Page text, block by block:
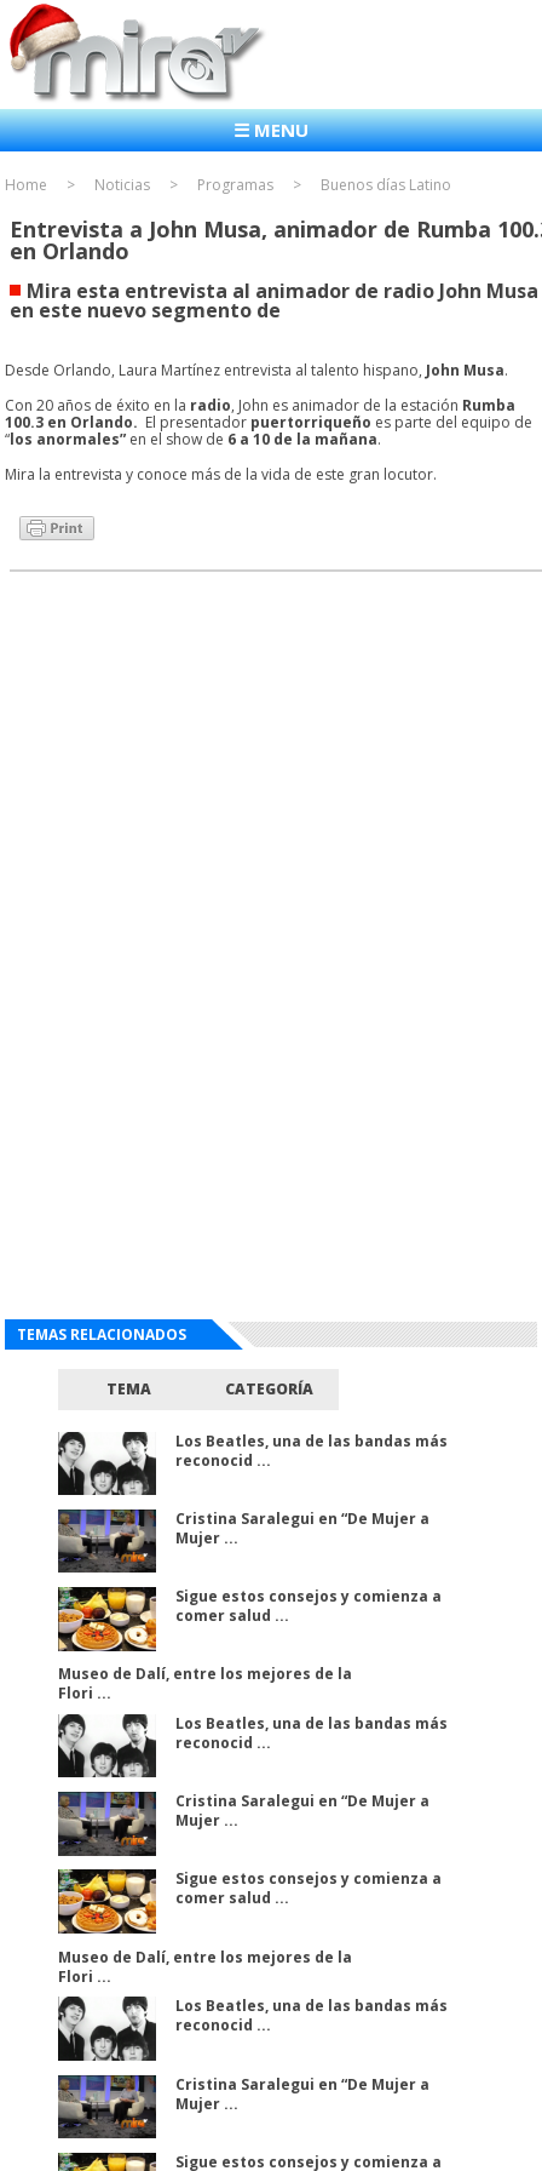
☰ MENU
Home Noticias Programas Buenos días Latino
Entrevista a John Musa, animador de Rumba
en Orlando
Mira esta entrevista al animador de radio John Musa
en este nuevo segmento de
Desde Orlando, Laura Martínez entrevista al talento hispano, John Musa.
Con 20 años de éxito en la radio, John es animador de la estación Rumba
100.3 en Orlando. El presentador puertorriqueño es parte del equipo de
“los anormales” en el show de 6 a 10 de la mañana.
Mira la entrevista y conoce más de la vida de este gran locutor.
TEMAS RELACIONADOS
TEMA CATEGORÍA
Los Beatles, una de las bandas más
reconocid ...
Cristina Saralegui en “De Mujer a
Mujer ...
Sigue estos consejos y comienza a
comer salud ...
Museo de Dalí, entre los mejores de la
Flori ...
Los Beatles, una de las bandas más
reconocid ...
Cristina Saralegui en “De Mujer a
Mujer ...
Sigue estos consejos y comienza a
comer salud ...
Museo de Dalí, entre los mejores de la
Flori ...
Los Beatles, una de las bandas más
reconocid ...
Cristina Saralegui en “De Mujer a
Mujer ...
Sigue estos consejos y comienza a